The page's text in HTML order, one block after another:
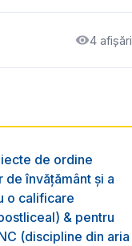
4 afișări
de ordine
învățământ și a
o calificare
& pentru
(discipline din aria